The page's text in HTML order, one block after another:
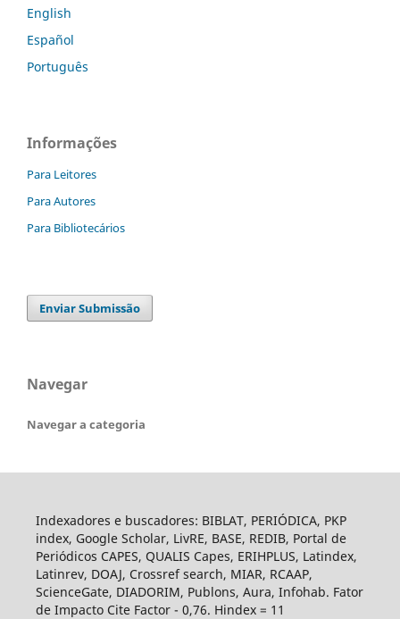
English
Español
Português
Informações
Para Leitores
Para Autores
Para Bibliotecários
Enviar Submissão
Navegar
Navegar a categoria
Indexadores e buscadores: BIBLAT, PERIÓDICA, PKP
index, Google Scholar, LivRE, BASE, REDIB, Portal de
Periódicos CAPES, QUALIS Capes, ERIHPLUS, Latindex,
Latinrev, DOAJ, Crossref search, MIAR, RCAAP,
ScienceGate, DIADORIM, Publons, Aura, Infohab. Fator
de Impacto Cite Factor - 0,76. Hindex = 11